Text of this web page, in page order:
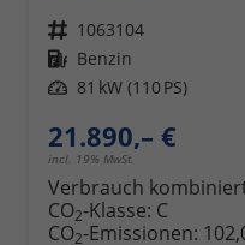
Fahrzeugnr. 1063104
Kraftstoff Benzin
Leistung 81 kW (110 PS)
21.890,– €
incl. 19% MwSt.
Verbrauch
CO2-Klasse: C
CO2-Emissionen: